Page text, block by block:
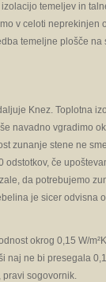
temeljev in
v celoti neprekinjen
temeljne plošče
Knez. Toplotna
navadno vgradimo
zunanje stene ne
če
da potrebujemo
je sicer odvisna
okrog 0,15 W/
ne bi presegala
sogovornik.